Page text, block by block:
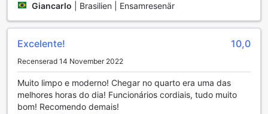
av välsmakande måltider och drycker när som helst på
Hotellet tillhandahåller även en effektiv tvätt- och
kemtvättservice, så att du kan hålla dina kläder fräscha
ankomst och avresa erbjuder hotellet express in- och
utcheckning samt bagageförvaring, vilket gör att du kan
fokusera på att njuta av din tid i Brasília.
Dessutom är wi-fi tillgängligt i alla rum och i allmänna
Giancarlo Brasilien | Ensamresenär
Excelente! 10,0
Recenserad 14 November 2022
Muito limpo e moderno! Chegar no quarto era uma das
melhores horas do dia! Funcionários cordiais, tudo muito
bom! Recomendo demais!